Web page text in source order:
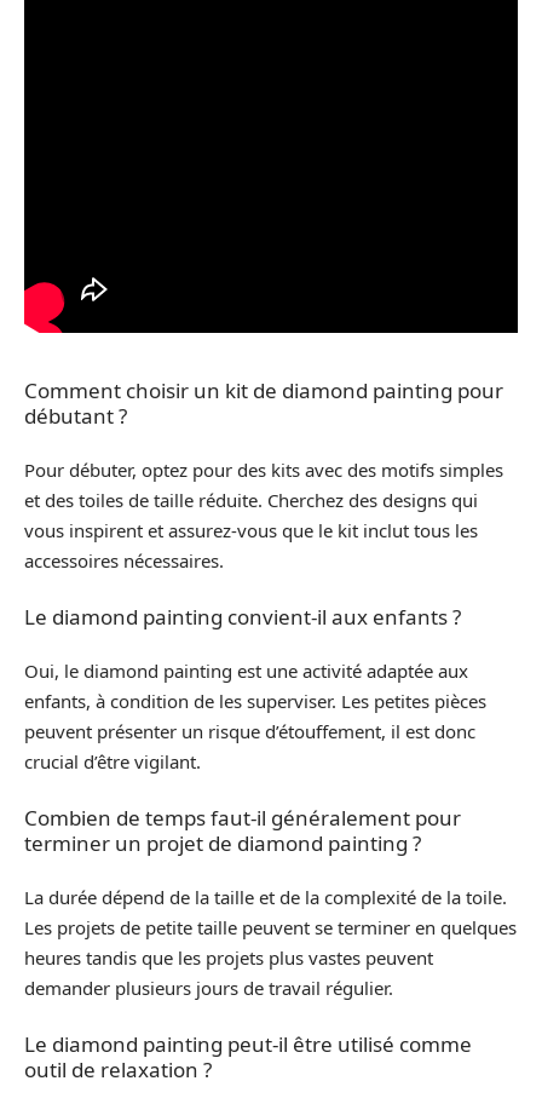
Comment choisir un kit de diamond painting pour
débutant ?
Pour débuter, optez pour des kits avec des motifs simples
et des toiles de taille réduite. Cherchez des designs qui
vous inspirent et assurez-vous que le kit inclut tous les
accessoires nécessaires.
Le diamond painting convient-il aux enfants ?
Oui, le diamond painting est une activité adaptée aux
enfants, à condition de les superviser. Les petites pièces
peuvent présenter un risque d’étouffement, il est donc
crucial d’être vigilant.
Combien de temps faut-il généralement pour
terminer un projet de diamond painting ?
La durée dépend de la taille et de la complexité de la toile.
Les projets de petite taille peuvent se terminer en quelques
heures tandis que les projets plus vastes peuvent
demander plusieurs jours de travail régulier.
Le diamond painting peut-il être utilisé comme
outil de relaxation ?